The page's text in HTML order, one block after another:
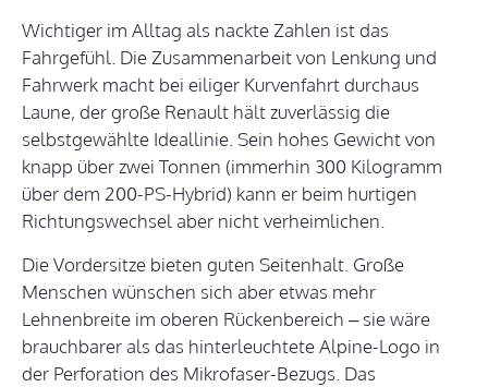
Wichtiger im Alltag als nackte Zahlen ist das
Fahrgefühl. Die Zusammenarbeit von Lenkung und
Fahrwerk macht bei eiliger Kurvenfahrt durchaus
Laune, der große Renault hält zuverlässig die
selbstgewählte Ideallinie. Sein hohes Gewicht von
knapp über zwei Tonnen (immerhin 300 Kilogramm
über dem 200-PS-Hybrid) kann er beim hurtigen
Richtungswechsel aber nicht verheimlichen.
Die Vordersitze bieten guten Seitenhalt. Große
Menschen wünschen sich aber etwas mehr
Lehnenbreite im oberen Rückenbereich – sie wäre
brauchbarer als das hinterleuchtete Alpine-Logo in
der Perforation des Mikrofaser-Bezugs. Das